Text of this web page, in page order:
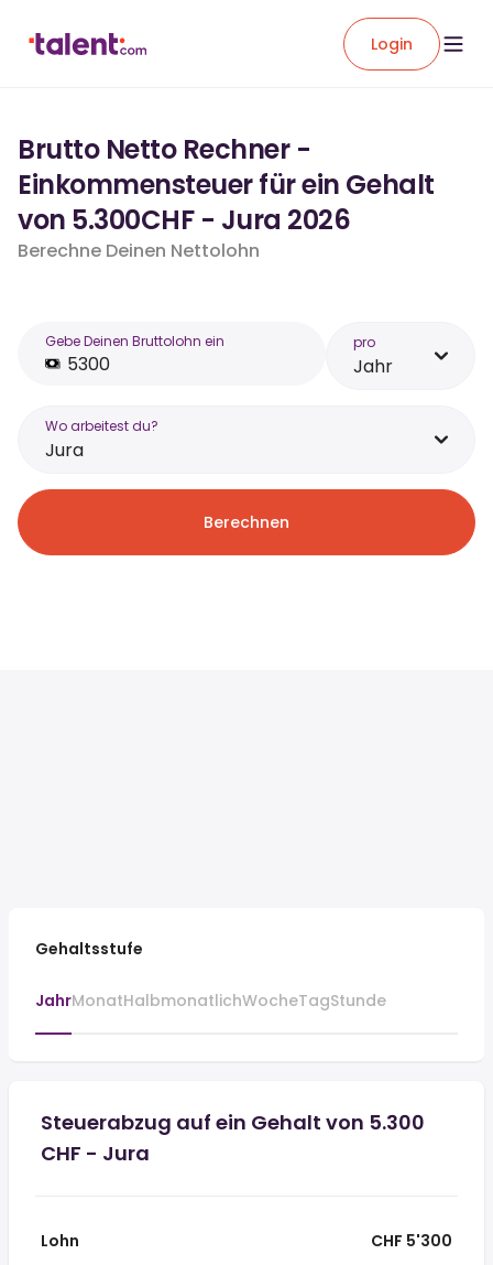
Login
Brutto Netto Rechner -
Einkommensteuer für ein Gehalt
von 5.300CHF - Jura 2026
Berechne Deinen Nettolohn
Gebe Deinen Bruttolohn ein pro
Jahr
Wo arbeitest du?
Jura
Berechnen
Gehaltsstufe
JahrMonatHalbmonatlichWocheTagStunde
Steuerabzug auf ein Gehalt von 5.300
CHF - Jura
Lohn
CHF 5'300